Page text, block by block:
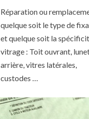
Réparation ou
quelque soit le type de
et quelque soit la
vitrage : Toit ouvrant,
arrière, vitres latérales,
custodes …